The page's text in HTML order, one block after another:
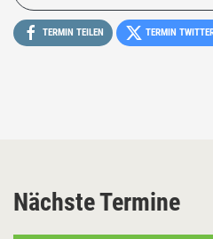
TERMIN TEILEN TERMIN
Nächste Termine